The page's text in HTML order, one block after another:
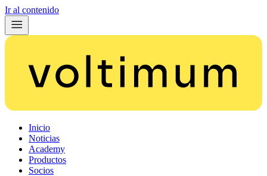
Ir al contenido
Inicio
Noticias
Academy
Productos
Socios